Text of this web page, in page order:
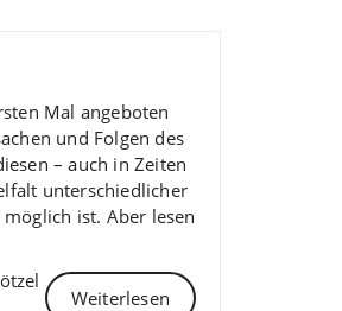
Mal angeboten
und Folgen des
– auch in Zeiten
unterschiedlicher
ist. Aber lesen
Weiterlesen